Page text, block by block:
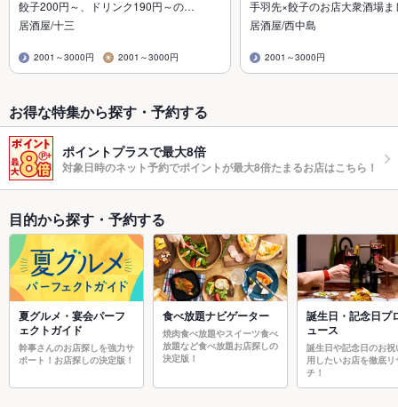
餃子200円～、ドリンク190円～の…
居酒屋/十三
2001～3000円 2001～3000円
手羽先×餃子のお店大衆酒場
居酒屋/西中島
2001～3000円
お得な特集から探す・予約する
ポイントプラスで最大8倍
対象日時のネット予約でポイントが最大8倍たまるお店はこちら！
目的から探す・予約する
夏グルメ・宴会パーフ
ェクトガイド
幹事さんのお店探しを強力サ
ポート！お店探しの決定版！
食べ放題ナビゲーター
焼肉食べ放題やスイーツ食べ
放題など食べ放題お店探しの
決定版！
誕生日・記念日プ
ュース
誕生日や記念日のお祝
用したいお店を徹底リ
チ！